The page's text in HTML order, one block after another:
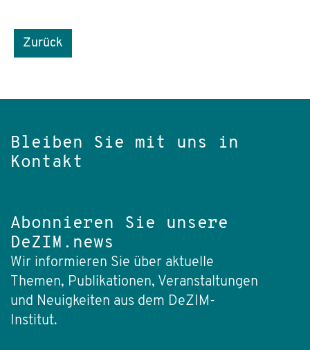
Zurück
Bleiben Sie mit uns in
Kontakt
Abonnieren Sie unsere
DeZIM.news
Wir informieren Sie über aktuelle
Themen, Publikationen, Veranstaltungen
und Neuigkeiten aus dem DeZIM-
Institut.